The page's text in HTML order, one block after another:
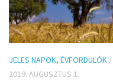
JELES NAPOK, ÉVFORDULÓK /
2019. AUGUSZTUS 1.